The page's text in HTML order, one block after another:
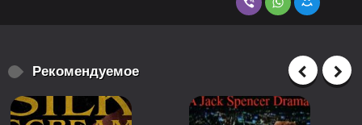
Рекомендуемое